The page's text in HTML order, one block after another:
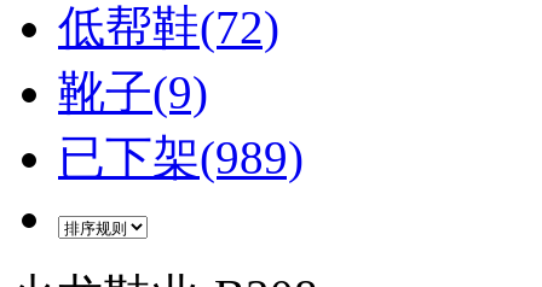
低帮鞋(72)
靴子(9)
已下架(989)